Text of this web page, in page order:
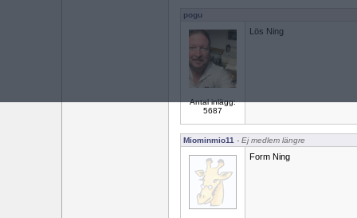
pogu
Antal inlägg:
5687
Lös Ning
Miominmio11 - Ej medlem längre
Form Ning